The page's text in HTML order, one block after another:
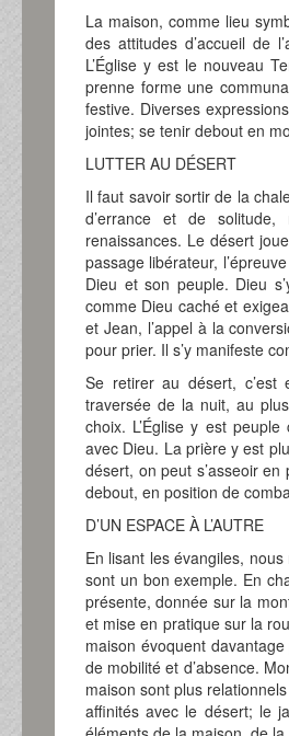
La maison, comme lieu
des attitudes d’accueil de
L’Église y est le nouveau
prenne forme une
festive. Diverses
jointes; se tenir debout en
LUTTER AU DÉSERT
Il faut savoir sortir de la
d’errance et de
renaissances. Le désert
passage libérateur,
Dieu et son peuple. Dieu
comme Dieu caché et
et Jean, l’appel à la
pour prier. Il s’y manifeste
Se retirer au désert, c’est
traversée de la nuit, au
choix. L’Église y est
avec Dieu. La prière y est
désert, on peut s’asseoir
debout, en position de
D’UN ESPACE À L’AUTRE
En lisant les évangiles,
sont un bon exemple. En
présente, donnée sur la
et mise en pratique sur la
maison évoquent
de mobilité et d’absence.
maison sont plus
affinités avec le désert; le